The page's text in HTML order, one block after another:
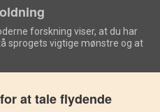
forskning viser, at du har
sprogets vigtige mønstre og at
at tale flydende